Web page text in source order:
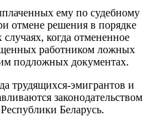
ему по судебному
отмене решения в порядке
случаях, когда отмененное
работником ложных
подложных документах.
трудящихся-эмигрантов и
законодательством
Беларусь.